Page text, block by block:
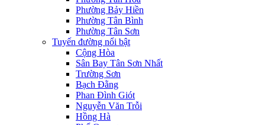
Phường Bảy Hiền
Phường Tân Bình
Phường Tân Sơn
Tuyến đường nổi bật
Cộng Hòa
Sân Bay Tân Sơn Nhất
Trường Sơn
Bạch Đằng
Phan Đình Giót
Nguyễn Văn Trỗi
Hồng Hà